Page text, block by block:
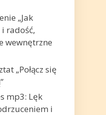
„Jak
radość,
wewnętrzne
„Połącz się
mp3: Lęk
i